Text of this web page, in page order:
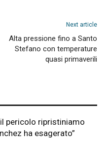
Next article
Alta pressione fino a Santo
Stefano con temperature
quasi primaverili
pericolo ripristiniamo
ha esagerato”